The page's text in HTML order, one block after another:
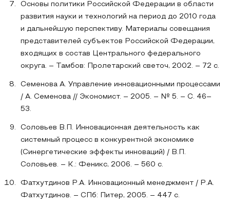
Основы политики Российской Федерации в области
развития науки и технологий на период до 2010 года
и дальнейшую перспективу. Материалы совещания
представителей субъектов Российской Федерации,
входящих в состав Центрального федерального
округа. – Тамбов: Пролетарский светоч, 2002. – 72 с.
Семенова А. Управление инновационными процессами
/ А. Семенова // Экономист. – 2005. – № 5. – С. 46–
53.
Соловьев В.П. Инновационная деятельность как
системный процесс в конкурентной экономике
(Синергетические эффекты инноваций) / В.П.
Соловьев. – К.: Феникс, 2006. – 560 с.
Фатхутдинов Р.А. Инновационный менеджмент / Р.А.
Фатхутдинов. – СПб: Питер, 2005. – 447 с.